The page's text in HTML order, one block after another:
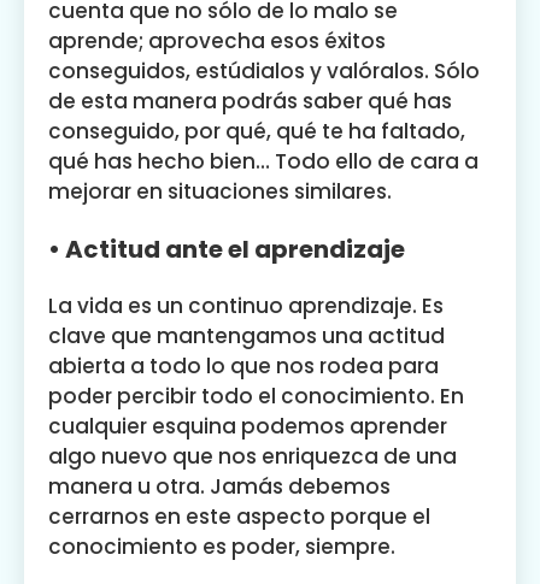
cuenta que no sólo de lo malo se
aprende; aprovecha esos éxitos
conseguidos, estúdialos y valóralos. Sólo
de esta manera podrás saber qué has
conseguido, por qué, qué te ha faltado,
qué has hecho bien… Todo ello de cara a
mejorar en situaciones similares.
• Actitud ante el aprendizaje
La vida es un continuo aprendizaje. Es
clave que mantengamos una actitud
abierta a todo lo que nos rodea para
poder percibir todo el conocimiento. En
cualquier esquina podemos aprender
algo nuevo que nos enriquezca de una
manera u otra. Jamás debemos
cerrarnos en este aspecto porque el
conocimiento es poder, siempre.